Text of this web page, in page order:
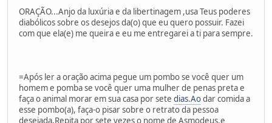
ORAÇÃO...Anjo da luxúria e da libertinagem ,usa Teus poderes
diabólicos sobre os desejos da(o) que eu quero possuir. Fazei
com que ela(e) me queira e eu me entregarei a ti para sempre.
=Após ler a oração acima pegue um pombo se você quer um
homem e pomba se você quer uma mulher de penas preta e
faça o animal morar em sua casa por sete dias.Aodar comida a
esse pombo(a), faça-o pisar sobre o retrato da pessoa
desejada.Repita por sete vezes o nome de Asmodeus,e